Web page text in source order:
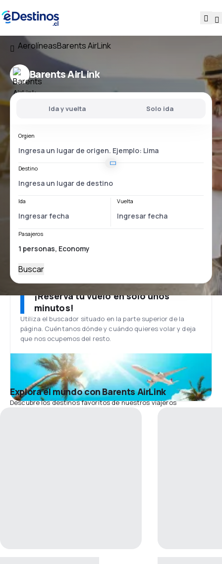
AerolíneasBarents AirLink
Barents AirLink
Ida y vuelta Solo ida
Orgien
Destino
Ida Vuelta
Pasajeros
Buscar
¡Reserva tu vuelo en solo unos
minutos!
Utiliza el buscador situado en la parte superior de la
página. Cuéntanos dónde y cuándo quieres volar y deja
que nos ocupemos del resto.
Explora el mundo con Barents AirLink
Descubre los destinos favoritos de nuestros viajeros